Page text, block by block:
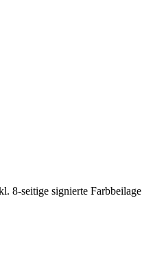
8-seitige signierte Farbbeilage